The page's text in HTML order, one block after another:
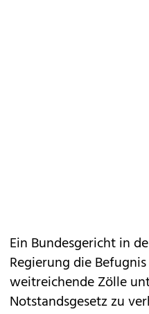
Ein Bundesgericht in
Regierung die
weitreichende Zölle
Notstandsgesetz zu